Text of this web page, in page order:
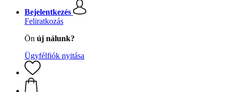
Bejelentkezés
Feliratkozás
Ön új nálunk?
Ügyfélfiók nyitása